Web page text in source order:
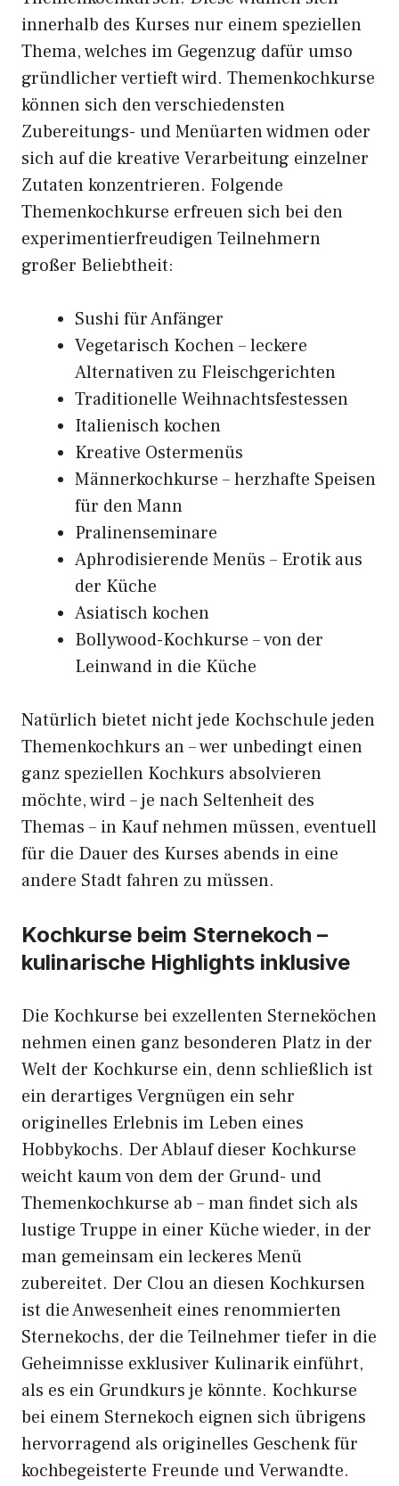
innerhalb des Kurses nur einem speziellen
Thema, welches im Gegenzug dafür umso
gründlicher vertieft wird. Themenkochkurse
können sich den verschiedensten
Zubereitungs- und Menüarten widmen oder
sich auf die kreative Verarbeitung einzelner
Zutaten konzentrieren. Folgende
Themenkochkurse erfreuen sich bei den
experimentierfreudigen Teilnehmern
großer Beliebtheit:
Sushi für Anfänger
Vegetarisch Kochen – leckere
Alternativen zu Fleischgerichten
Traditionelle Weihnachtsfestessen
Italienisch kochen
Kreative Ostermenüs
Männerkochkurse – herzhafte Speisen
für den Mann
Pralinenseminare
Aphrodisierende Menüs – Erotik aus
der Küche
Asiatisch kochen
Bollywood-Kochkurse – von der
Leinwand in die Küche
Natürlich bietet nicht jede Kochschule jeden
Themenkochkurs an – wer unbedingt einen
ganz speziellen Kochkurs absolvieren
möchte, wird – je nach Seltenheit des
Themas – in Kauf nehmen müssen, eventuell
für die Dauer des Kurses abends in eine
andere Stadt fahren zu müssen.
Kochkurse beim Sternekoch –
kulinarische Highlights inklusive
Die Kochkurse bei exzellenten Sterneköchen
nehmen einen ganz besonderen Platz in der
Welt der Kochkurse ein, denn schließlich ist
ein derartiges Vergnügen ein sehr
originelles Erlebnis im Leben eines
Hobbykochs. Der Ablauf dieser Kochkurse
weicht kaum von dem der Grund- und
Themenkochkurse ab – man findet sich als
lustige Truppe in einer Küche wieder, in der
man gemeinsam ein leckeres Menü
zubereitet. Der Clou an diesen Kochkursen
ist die Anwesenheit eines renommierten
Sternekochs, der die Teilnehmer tiefer in die
Geheimnisse exklusiver Kulinarik einführt,
als es ein Grundkurs je könnte. Kochkurse
bei einem Sternekoch eignen sich übrigens
hervorragend als originelles Geschenk für
kochbegeisterte Freunde und Verwandte.